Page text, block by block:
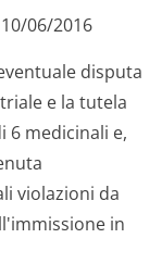
06/2016
disputa
e la tutela
6 medicinali e,
violazioni da
in